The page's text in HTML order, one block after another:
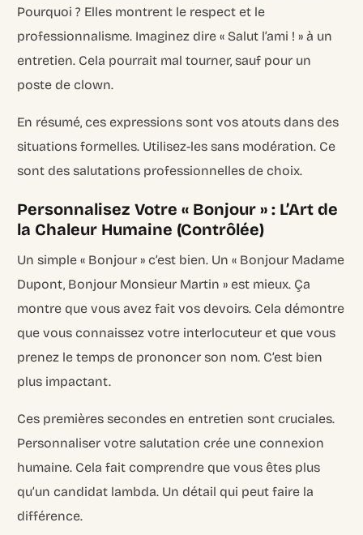
Pourquoi ? Elles montrent le respect et le
professionnalisme. Imaginez dire « Salut l’ami ! » à un
entretien. Cela pourrait mal tourner, sauf pour un
poste de clown.
En résumé, ces expressions sont vos atouts dans des
situations formelles. Utilisez-les sans modération. Ce
sont des salutations professionnelles de choix.
Personnalisez Votre « Bonjour » : L’Art de
la Chaleur Humaine (Contrôlée)
Un simple « Bonjour » c’est bien. Un « Bonjour Madame
Dupont, Bonjour Monsieur Martin » est mieux. Ça
montre que vous avez fait vos devoirs. Cela démontre
que vous connaissez votre interlocuteur et que vous
prenez le temps de prononcer son nom. C’est bien
plus impactant.
Ces premières secondes en entretien sont cruciales.
Personnaliser votre salutation crée une connexion
humaine. Cela fait comprendre que vous êtes plus
qu’un candidat lambda. Un détail qui peut faire la
différence.